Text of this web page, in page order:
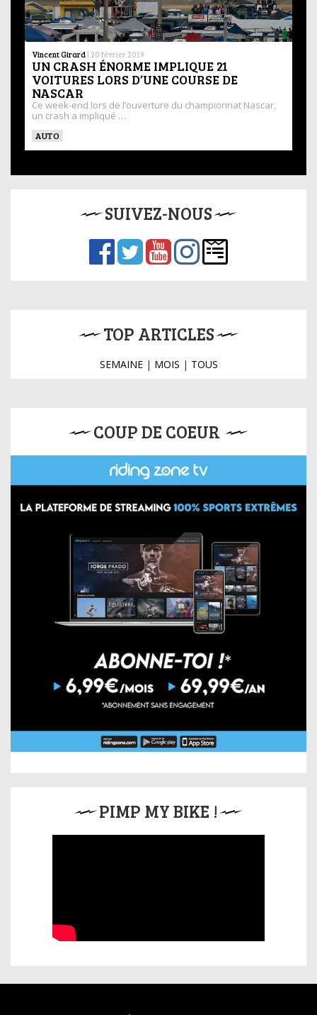
Vincent Girard | 20 février 2019
UN CRASH ÉNORME IMPLIQUE 21
VOITURES LORS D’UNE COURSE DE
NASCAR
Ce week-end lors de l’ouverture du championnat Nascar,
un crash a impliqué …
AUTO
SUIVEZ-NOUS
TOP ARTICLES
SEMAINE| MOIS | TOUS
COUP DE COEUR
PIMP MY BIKE !